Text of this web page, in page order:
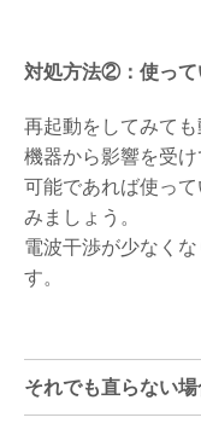
対処方法②：使って
再起動をしてみて
機器から影響を受け
可能であれば使っ
みましょう。
電波干渉が少なく
す。
それでも直らない場